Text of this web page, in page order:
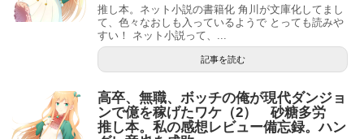
推し本。ネット小説の書籍化 角川が文庫化してまし
て、色々なおしも入っているようで とっても読みや
すい！ ネット小説って、...
記事を読む
高卒、無職、ボッチの俺が現代ダンジョ
ンで億を稼げたワケ（2） 砂糖多労
推し本。私の感想レビュー備忘録。ハン